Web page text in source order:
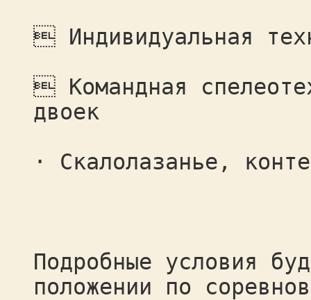
 Индивидуальная
 Командная
двоек
· Скалолазанье,
Подробные условия
положении по